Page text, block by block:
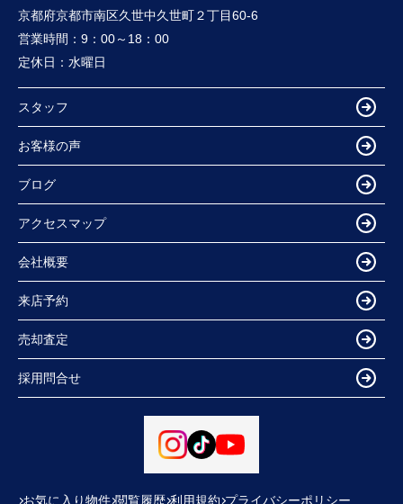
京都府京都市南区久世中久世町２丁目60-6
営業時間： 9：00～18：00
定休日： 水曜日
スタッフ
お客様の声
ブログ
アクセスマップ
会社概要
来店予約
売却査定
採用問合せ
お気に入り物件 閲覧履歴 利用規約 プライバシーポリシー